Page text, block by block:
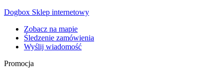
Dogbox Sklep internetowy
Zobacz na mapie
Śledzenie zamówienia
Wyślij wiadomość
Promocja